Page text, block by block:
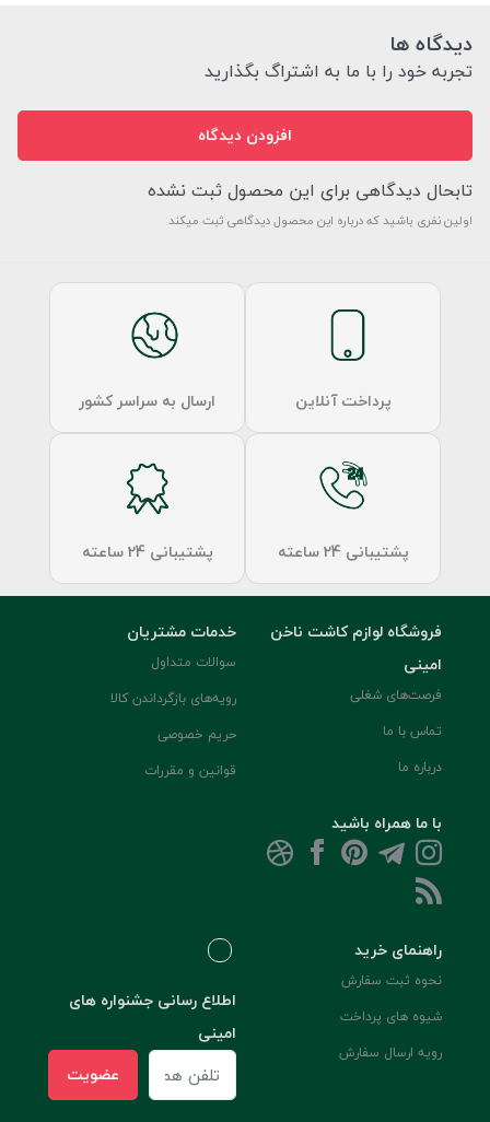
دیدگاه ها
تجربه خود را با ما به اشتراگ بگذارید
افزودن دیدگاه
تابحال دیدگاهی برای این محصول ثبت نشده
اولین نفری باشید که درباره این محصول دیدگاهی ثبت میکند
پرداخت آنلاین ارسال به سراسر کشور
پشتیبانی 24 ساعته پشتیبانی 24 ساعته
فروشگاه لوازم کاشت ناخن
امینی
فرصت‌های شغلی
تماس با ما
درباره ما
با ما همراه باشید
خدمات مشتریان
سوالات متداول
رویه‌های بازگرداندن کالا
حریم خصوصی
قوانین و مقررات
راهنمای خرید
نحوه ثبت سفارش
شیوه های پرداخت
رویه ارسال سفارش
اطلاع رسانی جشنواره های
امینی
عضویت